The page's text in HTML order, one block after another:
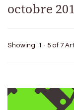
octobre
Showing: 1 - 5 of 7